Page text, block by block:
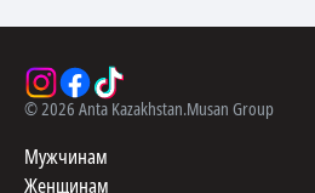
©2026 Anta Kazakhstan.Musan Group
Мужчинам
Женщинам